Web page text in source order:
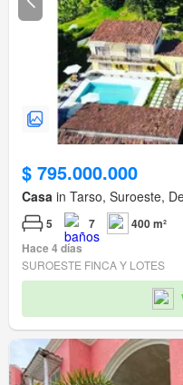
$ 795.000.000
Casa in Tarso, Suroeste,
5 7
400 m²
Hace 4 días
SUROESTE FINCA Y LOTES